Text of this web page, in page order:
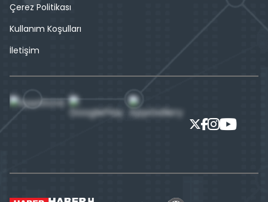
Çerez Politikası
Kullanım Koşulları
İletişim